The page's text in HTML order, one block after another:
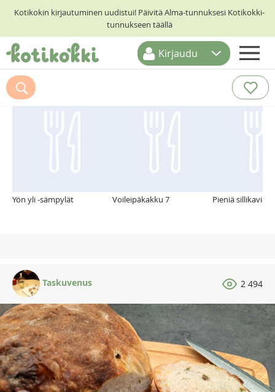
Kotikokin kirjautuminen uudistui! Päivitä Alma-tunnuksesi Kotikokki-
tunnukseen täällä
ETUSIVU
RESEPTIHAKU
Kirjaudu
Suosittelemme myös
Yön yli -sämpylät Voileipäkakku 7 Pieniä
Taskuvenus 2 494